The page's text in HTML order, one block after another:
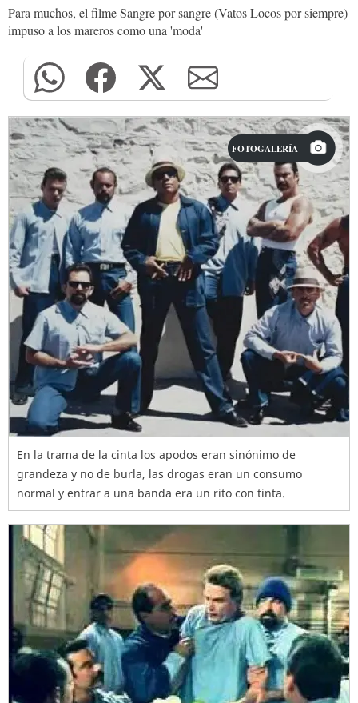
Para muchos, el filme Sangre por sangre (Vatos Locos por siempre)
impuso a los mareros como una 'moda'
FOTOGALERÍA
En la trama de la cinta los apodos eran sinónimo de
grandeza y no de burla, las drogas eran un consumo
normal y entrar a una banda era un rito con tinta.